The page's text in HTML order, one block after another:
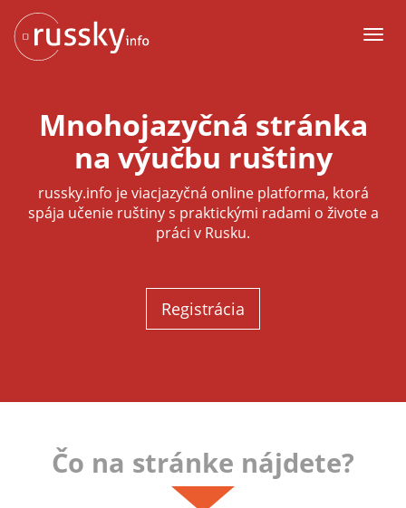
obsah
Mnohojazyčná stránka
na výučbu ruštiny
russky.info je viacjazyčná online platforma, ktorá
spája učenie ruštiny s praktickými radami o živote a
práci v Rusku.
Registrácia
Čo na stránke nájdete?